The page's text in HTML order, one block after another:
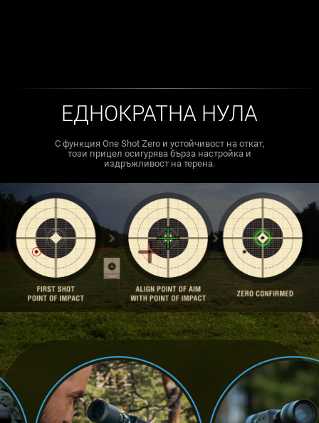
ЕДНОКРАТНА НУЛА
С функция One Shot Zero и устойчивост на откат,
този прицел осигурява бърза настройка и
издръжливост на терена.